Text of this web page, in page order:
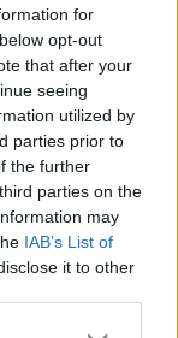
for
opt-out
that after your
seeing
utilized by
parties prior to
the further
parties on the
may
IAB’s List of
it to other
more Google